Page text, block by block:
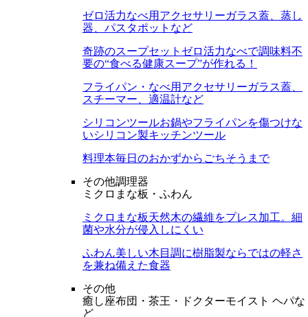
ゼロ活力なべ用アクセサリーガラス蓋、蒸し
器、パスタポットなど
奇跡のスープセット ゼロ活力なべで調味料不
要の“食べる健康スープ”が作れる！
フライパン・なべ用アクセサリーガラス蓋、
スチーマー、適温計など
シリコンツールお鍋やフライパンを傷つけな
いシリコン製キッチンツール
料理本毎日のおかずからごちそうまで
その他調理器
ミクロまな板・ふわん
ミクロまな板天然木の繊維をプレス加工。細
菌や水分が侵入しにくい
ふわん美しい木目調に樹脂製ならではの軽さ
を兼ね備えた食器
その他
癒し座布団・茶王・ドクターモイスト ヘパな
ど